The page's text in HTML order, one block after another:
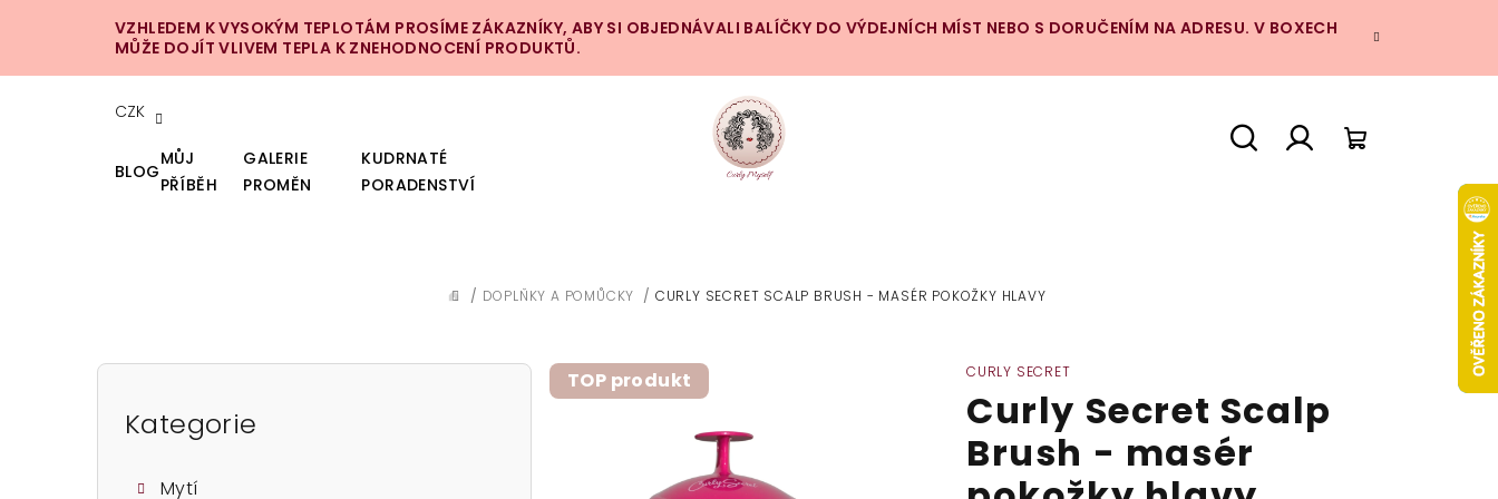
VZHLEDEM K VYSOKÝM TEPLOTÁM PROSÍME ZÁKAZNÍKY, ABY SI OBJEDNÁVALI BALÍČKY DO VÝDEJNÍCH MÍST NEBO S DORUČENÍM NA ADRESU. V BOXECH
MŮŽE DOJÍT VLIVEM TEPLA K ZNEHODNOCENÍ PRODUKTŮ.
CZK
BLOG
MŮJ
PŘÍBĚH
GALERIE
PROMĚN
KUDRNATÉ
PORADENSTVÍ
DOMŮ
/ DOPLŇKY A POMŮCKY / CURLY SECRET SCALP BRUSH - MASÉR POKOŽKY HLAVY
P
Přeskočit
kategorie
Kategorie
Mytí
CURLY SECRET
Curly Secret Scalp
Brush - masér
TOP produkt